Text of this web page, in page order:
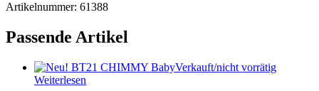
Artikelnummer: 61388
Passende Artikel
Verkauft/nicht vorrätig
Weiterlesen